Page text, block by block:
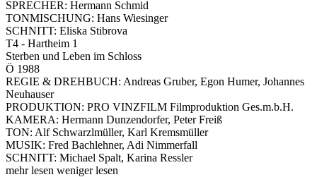
SPRECHER: Hermann Schmid
TONMISCHUNG: Hans Wiesinger
SCHNITT: Eliska Stibrova
T4 - Hartheim 1
Sterben und Leben im Schloss
Ö 1988
REGIE & DREHBUCH: Andreas Gruber, Egon Humer, Johannes
Neuhauser
PRODUKTION: PRO VINZFILM Filmproduktion Ges.m.b.H.
KAMERA: Hermann Dunzendorfer, Peter Freiß
TON: Alf Schwarzlmüller, Karl Kremsmüller
MUSIK: Fred Bachlehner, Adi Nimmerfall
SCHNITT: Michael Spalt, Karina Ressler
mehr lesen weniger lesen